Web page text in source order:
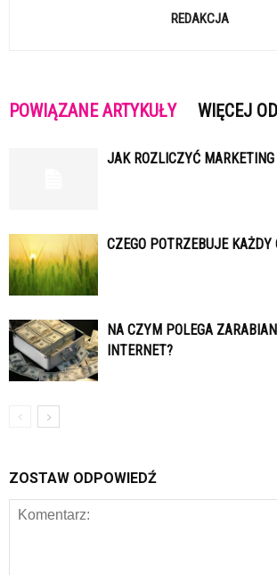
REDAKCJA
POWIĄZANE ARTYKUŁY WIĘCEJ
JAK ROZLICZYĆ
CZEGO POTRZEBUJE KAŻDY
NA CZYM POLEGA
INTERNET?
ZOSTAW ODPOWIEDŹ